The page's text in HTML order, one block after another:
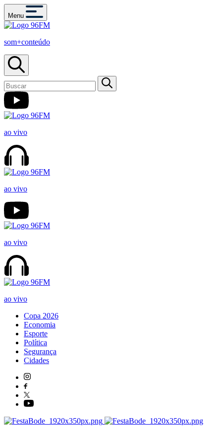
Menu
som+conteúdo
ao vivo
ao vivo
ao vivo
ao vivo
Copa 2026
Economia
Esporte
Política
Segurança
Cidades